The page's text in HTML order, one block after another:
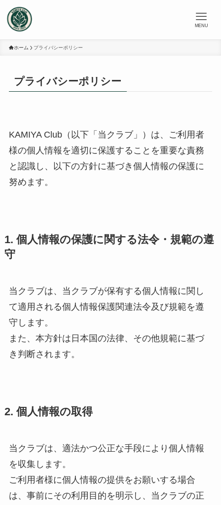
MENU
ホーム プライバシーポリシー
プライバシーポリシー
KAMIYA Club（以下「当クラブ」）は、ご利用者
様の個人情報を適切に保護することを重要な責務
と認識し、以下の方針に基づき個人情報の保護に
努めます。
1. 個人情報の保護に関する法令・規範の遵
守
当クラブは、当クラブが保有する個人情報に関し
て適用される個人情報保護関連法令及び規範を遵
守します。
また、本方針は日本国の法律、その他規範に基づ
き判断されます。
2. 個人情報の取得
当クラブは、適法かつ公正な手段により個人情報
を収集します。
ご利用者様に個人情報の提供をお願いする場合
は、事前にその利用目的を明示し、当クラブの正